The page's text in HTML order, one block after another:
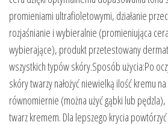
promieniami ultrafioletowymi, działanie
rozjaśnianie i wybieralnie (promieniująca
wybierające), produkt przetestowany
wszystkich typów skóry.Sposób użycia:Po
skóry twarzy nałożyć niewielką ilość kremu
równomiernie (można użyć gąbki lub
twarz kremem. Dla lepszego krycia